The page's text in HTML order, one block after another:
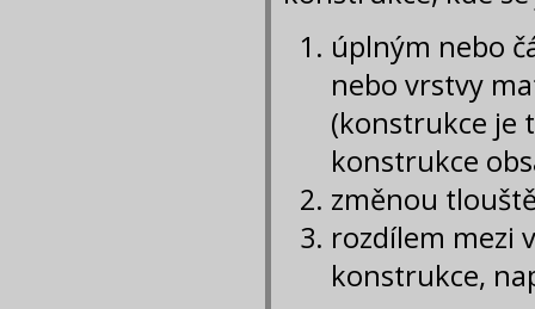
úplným nebo
nebo vrstvy
(konstrukce je
konstrukce
změnou
rozdílem mezi
konstrukce,